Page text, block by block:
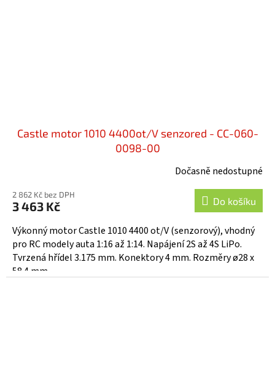
Castle motor 1010 4400ot/V senzored - CC-060-
0098-00
Dočasně nedostupné
2 862 Kč bez DPH
3 463 Kč Do košíku
Výkonný motor Castle 1010 4400 ot/V (senzorový), vhodný
pro RC modely auta 1:16 až 1:14. Napájení 2S až 4S LiPo.
Tvrzená hřídel 3.175 mm. Konektory 4 mm. Rozměry ø28 x
58.4 mm,...